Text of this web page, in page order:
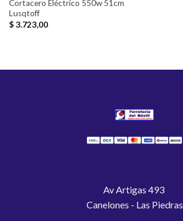
Cortacero Eléctrico 550w 51cm
Lusqtoff
$3.723,00
Av Artigas 493
Canelones - Las Piedras